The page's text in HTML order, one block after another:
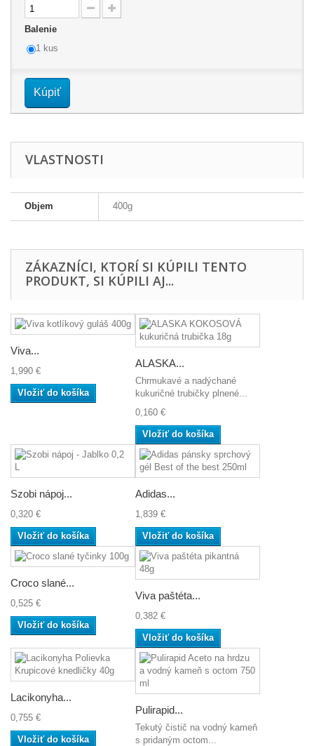
Balenie
1 kus
Kúpiť
VLASTNOSTI
Objem 400g
ZÁKAZNÍCI, KTORÍ SI KÚPILI TENTO
PRODUKT, SI KÚPILI AJ...
Viva...
1,990 €
Vložiť do košíka
ALASKA...
Chrmukavé a nadýchané
kukuričné trubičky plnené...
0,160 €
Vložiť do košíka
Szobi nápoj...
0,320 €
Vložiť do košíka
Adidas...
1,839 €
Vložiť do košíka
Croco slané...
0,525 €
Vložiť do košíka
Viva paštéta...
0,382 €
Vložiť do košíka
Lacikonyha...
0,755 €
Vložiť do košíka
Pulirapid...
Tekutý čistič na vodný kameň
s pridaným octom...